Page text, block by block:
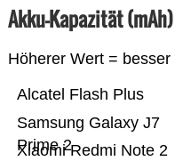
Akku-Kapazität (mAh)
Höherer Wert = besser
Xiaomi Redmi Note 2
Samsung Galaxy J7
Prime 2
Alcatel Flash Plus